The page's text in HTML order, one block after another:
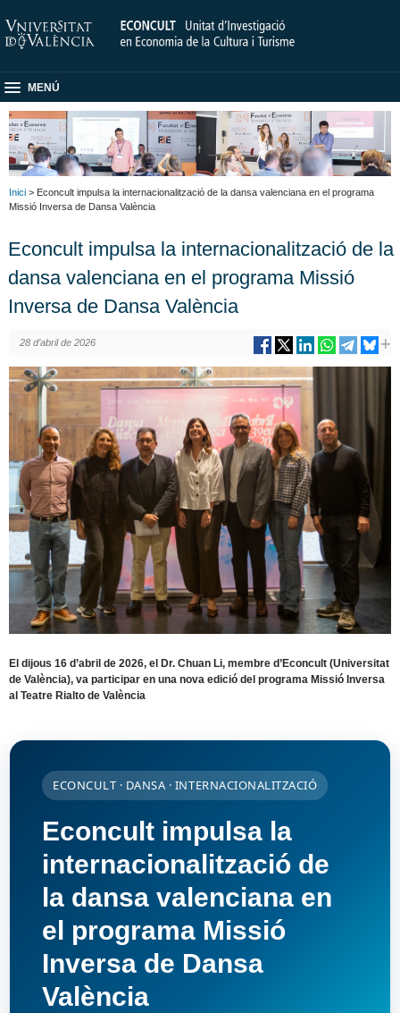
MENÚ
Inici > Econcult impulsa la internacionalització de la dansa valenciana en el programa
Missió Inversa de Dansa València
Econcult impulsa la internacionalització de la
dansa valenciana en el programa Missió
Inversa de Dansa València
28 d’abril de 2026
El dijous 16 d’abril de 2026, el Dr. Chuan Li, membre d’Econcult (Universitat
de València), va participar en una nova edició del programa Missió Inversa
al Teatre Rialto de València
ECONCULT · DANSA · INTERNACIONALITZACIÓ
Econcult impulsa la
internacionalització de
la dansa valenciana en
el programa Missió
Inversa de Dansa
València